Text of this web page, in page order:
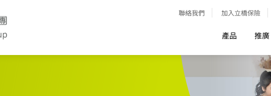
聯絡我們 加入立橋保險
產品 推廣